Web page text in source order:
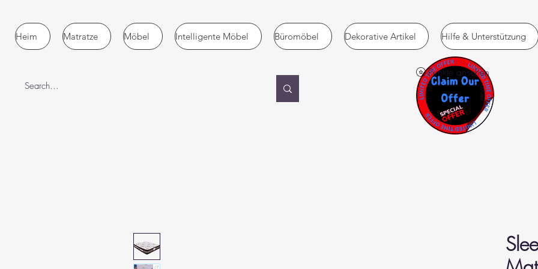
Heim Matratze Möbel Intelligente Möbel Büromöbel Dekorative Artikel Hilfe & Unterstützung
Punkte ansehen